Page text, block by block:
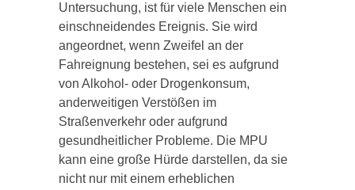
Untersuchung, ist für viele Menschen ein
einschneidendes Ereignis. Sie wird
angeordnet, wenn Zweifel an der
Fahreignung bestehen, sei es aufgrund
von Alkohol- oder Drogenkonsum,
anderweitigen Verstößen im
Straßenverkehr oder aufgrund
gesundheitlicher Probleme. Die MPU
kann eine große Hürde darstellen, da sie
nicht nur mit einem erheblichen